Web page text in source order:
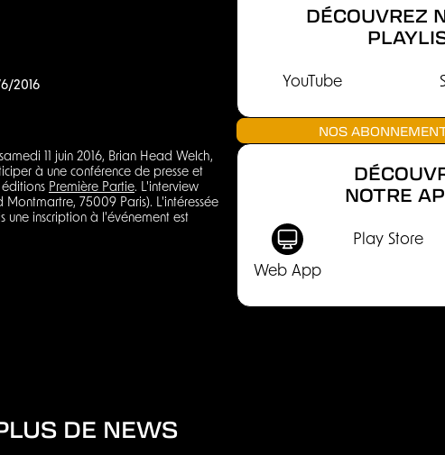
2016
11 juin 2016, Brian Head Welch,
à une conférence de presse et
Première Partie. L'interview
75009 Paris). L'intéressée
une inscription à l'événement est
DÉCOUVREZ
YouTube
NOS
NOTRE
Web App
Play Store
DE NEWS